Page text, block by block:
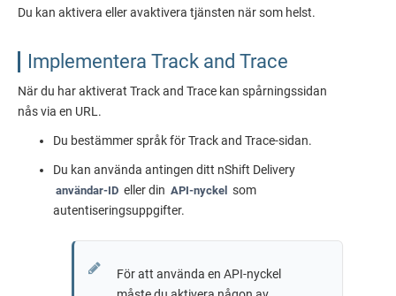
Du kan aktivera eller avaktivera tjänsten när som helst.
Implementera Track and Trace
När du har aktiverat Track and Trace kan spårningssidan
nås via en URL.
Du bestämmer språk för Track and Trace-sidan.
Du kan använda antingen ditt nShift Delivery
användar-ID eller din API-nyckel som
autentiseringsuppgifter.
För att använda en API-nyckel